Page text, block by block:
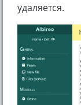
удаляется.